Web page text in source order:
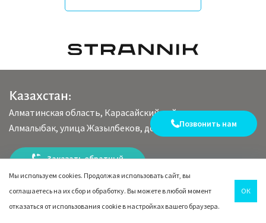
Казахстан:
Алматинская область, Карасайский район, село
Алмалыбак, улица Жазылбеков, дом 17/2
Заказать обратный
Письмо руководителю
Позвонить нам
Мы используем cookies. Продолжая использовать сайт, вы
соглашаетесь на их сбор и обработку. Вы можете в любой момент
отказаться от использования cookie в настройках вашего браузера.
ОК